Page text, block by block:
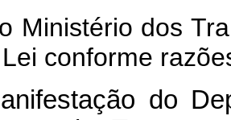
Ministério dos
conforme
do